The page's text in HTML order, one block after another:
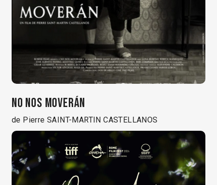
NO NOS MOVERÁN
de Pierre SAINT-MARTIN CASTELLANOS